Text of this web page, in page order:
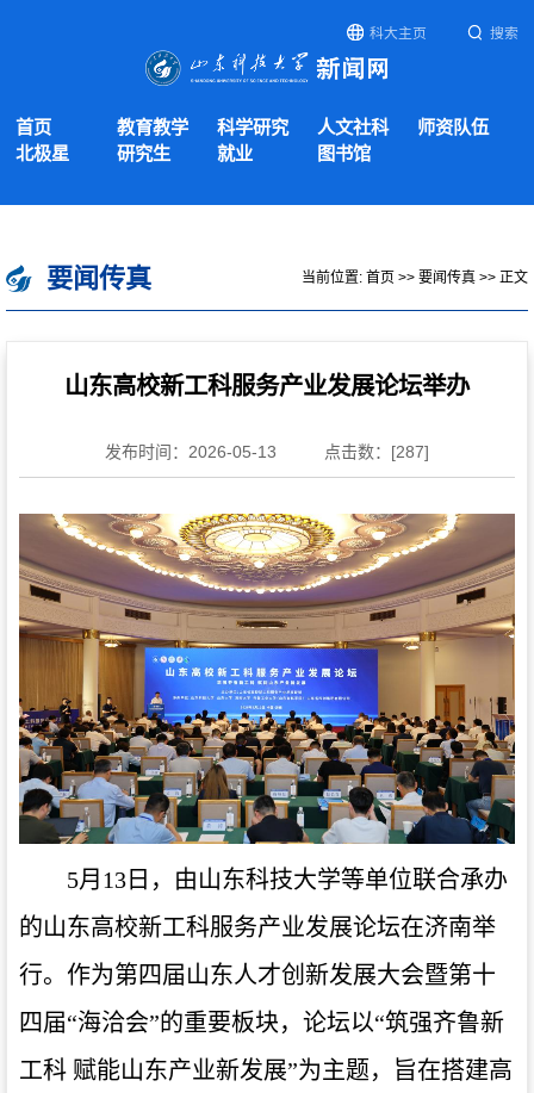
科大主页 搜索
首页 教育教学 科学研究 人文社科
师资队伍
北极星
研究生 就业 图书馆
要闻传真 当前位置: 首页 >> 要闻传真 >> 正文
山东高校新工科服务产业发展论坛举办
发布时间：2026-05-13 点击数：[287]
5月13日，由山东科技大学等单位联合承办
的山东高校新工科服务产业发展论坛在济南举
行。作为第四届山东人才创新发展大会暨第十
四届“海洽会”的重要板块，论坛以“筑强齐鲁新
工科 赋能山东产业新发展”为主题，旨在搭建高